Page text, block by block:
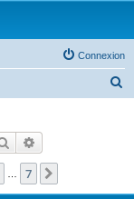
Connexion
Rechercher
7